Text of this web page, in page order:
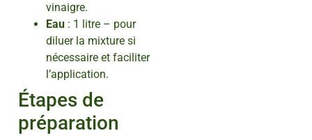
vinaigre.
Eau : 1 litre – pour
diluer la mixture si
nécessaire et faciliter
l’application.
Étapes de
préparation